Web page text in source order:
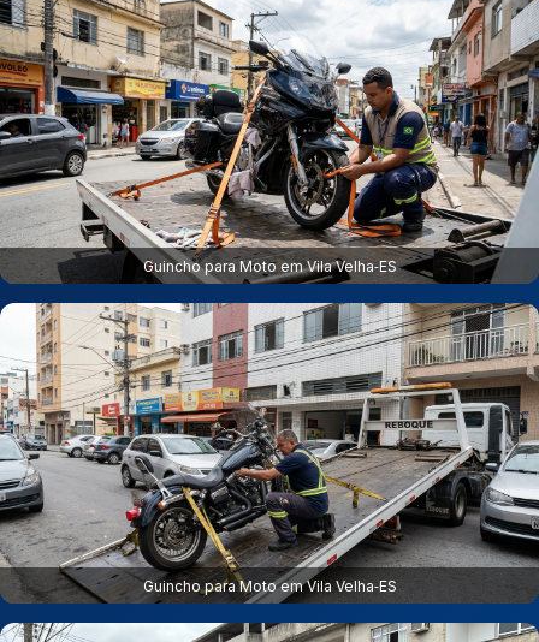
Guincho para Moto em Vila Velha‑ES
Guincho para Moto em Vila Velha‑ES